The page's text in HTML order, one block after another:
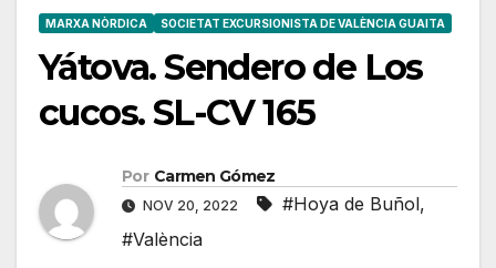
MARXA NÒRDICA SOCIETAT EXCURSIONISTA DE VALÈNCIA GUAITA
Yátova. Sendero de Los
cucos. SL-CV 165
Por Carmen Gómez
NOV 20, 2022 #Hoya de Buñol,
#València